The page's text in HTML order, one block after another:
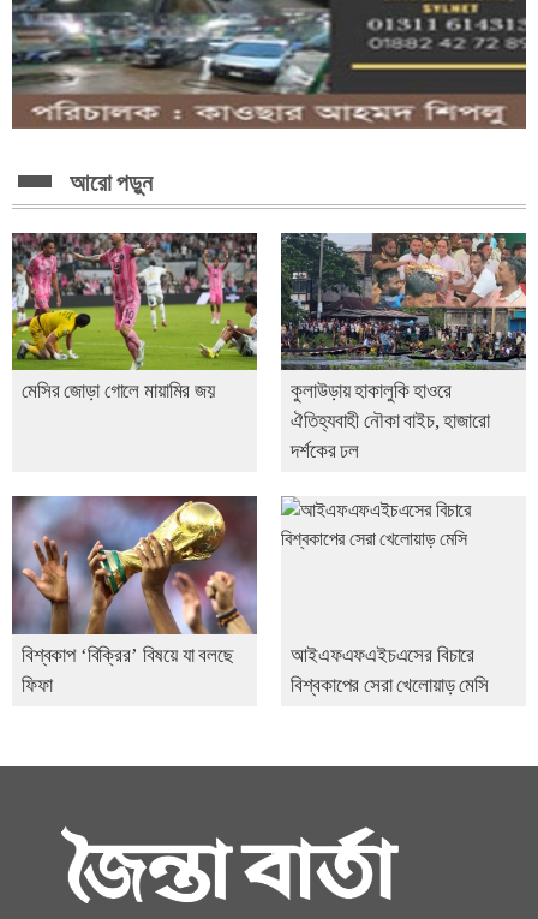
আরো পড়ুন
মেসির জোড়া গোলে মায়ামির জয়
কুলাউড়ায় হাকালুকি হাওরে
ঐতিহ্যবাহী নৌকা বাইচ, হাজারো
দর্শকের ঢল
বিশ্বকাপ ‘বিক্রির’ বিষয়ে যা বলছে
ফিফা
আইএফএফএইচএসের বিচারে
বিশ্বকাপের সেরা খেলোয়াড় মেসি